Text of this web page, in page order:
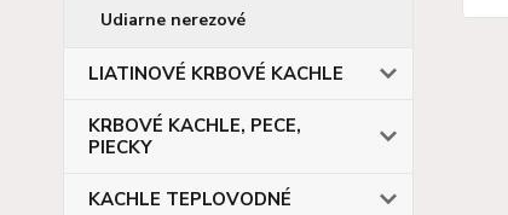
Udiarne nerezové
LIATINOVÉ KRBOVÉ KACHLE
KRBOVÉ KACHLE, PECE,
PIECKY
KACHLE TEPLOVODNÉ